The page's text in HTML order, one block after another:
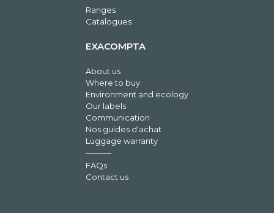
Ranges
Catalogues
EXACOMPTA
About us
Where to buy
Environment and ecology
Our labels
Communication
Nos guides d'achat
Luggage warranty
FAQs
Contact us